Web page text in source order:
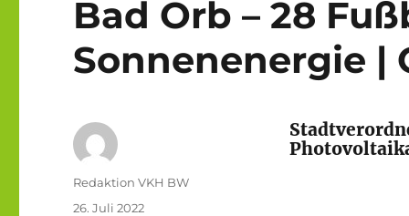
Bad Orb – 28
Sonnenenergie |
Autor
Redaktion VKH BW
Veröffentlicht
26. Juli 2022